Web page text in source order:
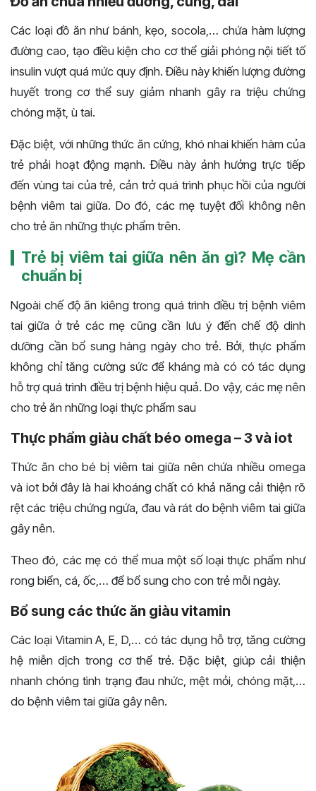
Các loại đồ ăn như bánh, kẹo, socola,… chứa hàm lượng
đường cao, tạo điều kiện cho cơ thể giải phóng nội tiết tố
insulin vượt quá mức quy định. Điều này khiến lượng đường
huyết trong cơ thể suy giảm nhanh gây ra triệu chứng
chóng mặt, ù tai.
Đặc biệt, với những thức ăn cứng, khó nhai khiến hàm của
trẻ phải hoạt động mạnh. Điều này ảnh hưởng trực tiếp
đến vùng tai của trẻ, cản trở quá trình phục hồi của người
bệnh viêm tai giữa. Do đó, các mẹ tuyệt đối không nên
cho trẻ ăn những thực phẩm trên.
Trẻ bị viêm tai giữa nên ăn gì? Mẹ cần
chuẩn bị
Ngoài chế độ ăn kiêng trong quá trình điều trị bệnh viêm
tai giữa ở trẻ các mẹ cũng cần lưu ý đến chế độ dinh
dưỡng cần bổ sung hàng ngày cho trẻ. Bởi, thực phẩm
không chỉ tăng cường sức để kháng mà có có tác dụng
hỗ trợ quá trình điều trị bệnh hiệu quả. Do vậy, các mẹ nên
cho trẻ ăn những loại thực phẩm sau
Thực phẩm giàu chất béo omega – 3 và iot
Thức ăn cho bé bị viêm tai giữa nên chứa nhiều omega
và iot bởi đây là hai khoáng chất có khả năng cải thiện rõ
rệt các triệu chứng ngứa, đau và rát do bệnh viêm tai giữa
gây nên.
Theo đó, các mẹ có thể mua một số loại thực phẩm như
rong biển, cá, ốc,… để bổ sung cho con trẻ mỗi ngày.
Bổ sung các thức ăn giàu vitamin
Các loại Vitamin A, E, D,… có tác dụng hỗ trợ, tăng cường
hệ miễn dịch trong cơ thể trẻ. Đặc biệt, giúp cải thiện
nhanh chóng tình trạng đau nhức, mệt mỏi, chóng mặt,…
do bệnh viêm tai giữa gây nên.